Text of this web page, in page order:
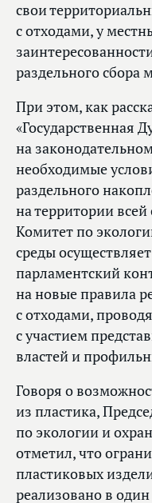
свои
с отходами, у
раздельного сбора
При этом, как
«Государственная
на
необходимые
раздельного
на территории
Комитет по
среды
парламентский
на новые правила
с отходами,
с участием
властей и
Говоря о
из пластика,
по экологии и
отметил, что
пластиковых
реализовано в